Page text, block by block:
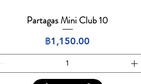
ดูข้อมูลด่วน
Partagas Mini Club 10
ราคา
฿1,150.00